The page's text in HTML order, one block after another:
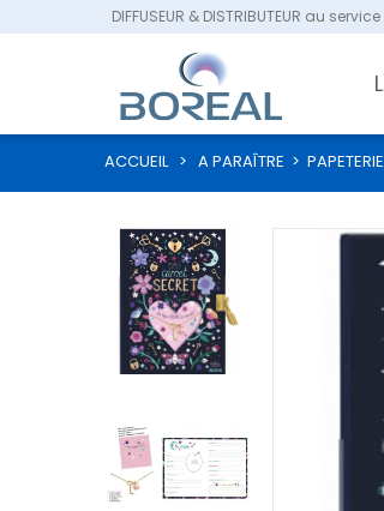
DIFFUSEUR & DISTRIBUTEUR au
ACCUEIL > A PARAÎTRE >